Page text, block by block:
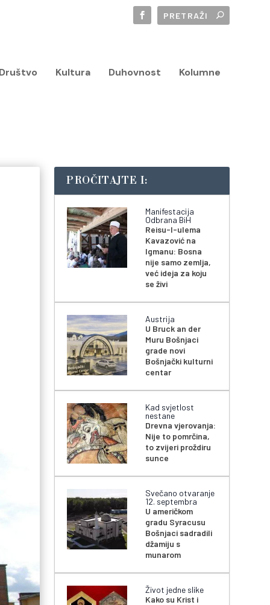
Kultura Duhovnost Kolumne
PROČITAJTE I:
Manifestacija
Odbrana BiH
Reisu-l-ulema
Kavazović na
Igmanu: Bosna
nije samo zemlja,
već ideja za koju
se živi
Austrija
U Bruck an der
Muru Bošnjaci
grade novi
Bošnjački kulturni
centar
Kad svjetlost
nestane
Drevna vjerovanja:
Nije to pomrčina,
to zvijeri proždiru
sunce
Svečano otvaranje
12. septembra
U američkom
gradu Syracusu
Bošnjaci sadradili
džamiju s
munarom
Život jedne slike
Kako su Krist i